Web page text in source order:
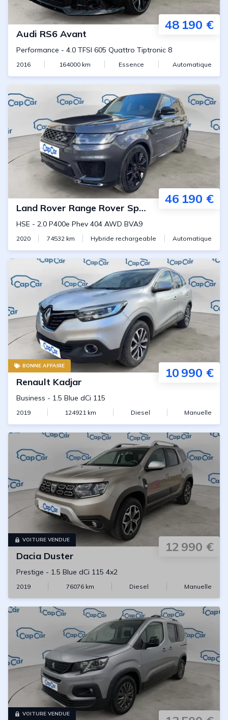
48 190 €
Audi RS6 Avant
Performance - 4.0 TFSI 605 Quattro Tiptronic 8
2016 164000km Essence Automatique
46 190 €
Land Rover Range Rover Sport
HSE - 2.0 P400e Phev 404 AWD BVA9
2020 74532km Hybride rechargeable Automatique
BONNE AFFAIRE 10 990 €
Renault Kadjar
Business - 1.5 Blue dCi 115
2019 124921 km Diesel Manuelle
VOITURE VENDUE 12 990 €
Dacia Duster
Prestige - 1.5 Blue dCi 115 4x2
2019 76076km Diesel Manuelle
VOITURE VENDUE